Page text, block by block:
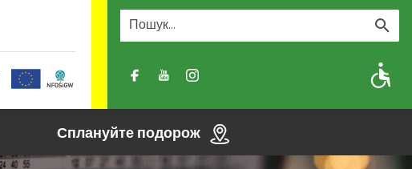
A- A A+
Сплануйте подорож